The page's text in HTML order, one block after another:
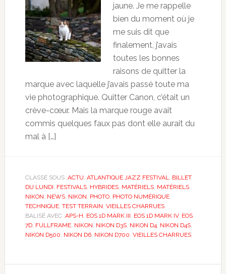
jaune. Je me rappelle
bien du moment où je
me suis dit que
finalement, j’avais
toutes les bonnes
raisons de quitter la
marque avec laquelle j’avais passé toute ma
vie photographique. Quitter Canon, c’était un
crève-cœur. Mais la marque rouge avait
commis quelques faux pas dont elle aurait du
mal à […]
CLASSÉ SOUS :ACTU ATLANTIQUE JAZZ FESTIVAL
BILLET
DU LUNDI FESTIVALS, HYBRIDES, MATÉRIELS, MATÉRIELS
NIKON NEWS, NIKON PHOTO, PHOTO NUMÉRIQUE,
TECHNIQUE, TEST TERRAIN VIEILLES CHARRUES
BALISÉ AVEC :APS-H EOS 1D MARK III EOS 1D MARK IV, EOS
7D, FULLFRAME, NIKON NIKON D3S, NIKON D4 NIKON D4S,
NIKON D500 NIKON D6, NIKON D700 VIEILLES CHARRUES